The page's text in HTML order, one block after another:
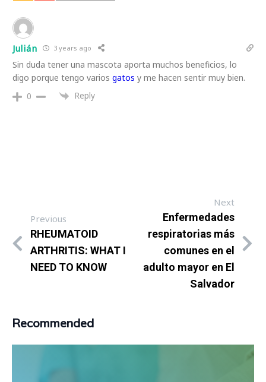
Julián 3 years ago
Sin duda tener una mascota aporta muchos beneficios, lo
digo porque tengo varios gatos y me hacen sentir muy bien.
0
Reply
Previous
RHEUMATOID
ARTHRITIS: WHAT I
NEED TO KNOW
Next
Enfermedades
respiratorias más
comunes en el
adulto mayor en El
Salvador
Recommended